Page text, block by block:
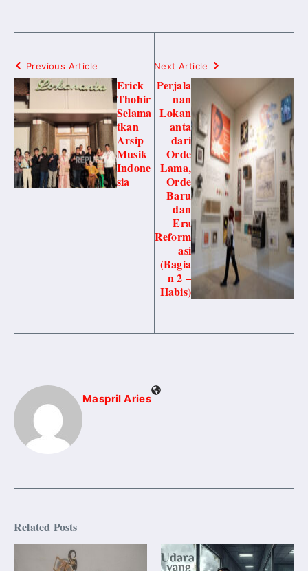
Previous Article
Erick
Thohir
Selama
tkan
Arsip
Musik
Indone
sia
Next Article
Perjala
nan
Lokan
anta
dari
Orde
Lama,
Orde
Baru
dan
Era
Reform
asi
(Bagia
n 2 –
Habis)
Maspril Aries
Related Posts